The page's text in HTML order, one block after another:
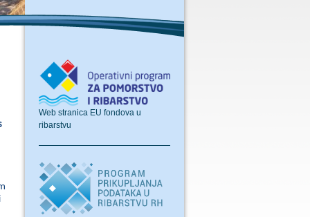
Web stranica EU fondova u
ribarstvu